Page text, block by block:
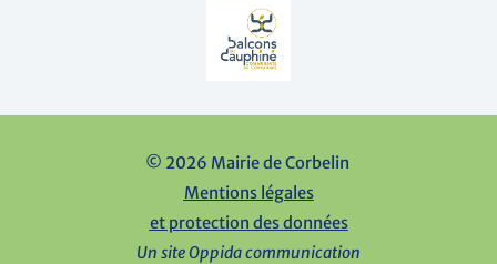
© 2026 Mairie de Corbelin
Mentions légales
et protection des données
Un site Oppida communication